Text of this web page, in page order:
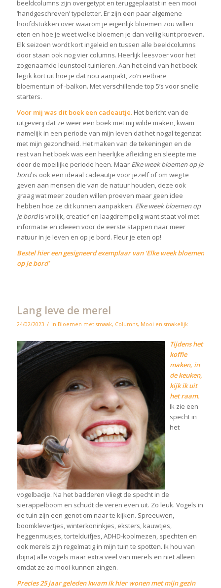
beeldcolumns zijn overgetypt en teruggeplaatst in een mooi
‘handgeschreven’ typeletter. Er zijn een paar algemene
hoofdstukken over waarom je eigenlijk bloemen zou willen
eten en hoe je weet welke bloemen je dan veilig kunt proeven.
Elk seizoen wordt kort ingeleid en tussen alle beeldcolumns
door staan ook nog vier columns. Heerlijk leesvoer voor het
zogenaamde leunstoel-tuinieren. Aan het eind van het boek
leg ik kort uit hoe je dat nou aanpakt, zo’n eetbare
bloementuin of -balkon. Met verschillende top 5’s voor snelle
starters.
Voor mij was dit boek een cadeautje.Het bericht van de
uitgeverij dat ze weer een boek met mij wilde maken, kwam
namelijk in een periode van mijn leven dat het nogal tegenzat
met mijn gezondheid. Het maken van de tekeningen en de
rest van het boek was een heerlijke afleiding en sleepte me
door de moeilijke periode heen. Maar Elke week bloemen op je
bordis ook een ideaal cadeautje voor jezelf of om weg te
geven aan mensen die van de natuur houden, deze ook
graag wat meer zouden willen proeven maar geen idee
hebben hoe ze dit kunnen aanpakken. Elke week bloemen op
je bordis vrolijk, creatief en laagdrempelig want staat vol met
informatie en ideeën voor de eerste stappen naar meer
natuur in je leven en op je bord. Fleur je eten op!
Bestel hier een gesigneerd exemplaar van ‘Elke week bloemen
op je bord’
Lang leve de merel
24/02/2023 / in Bloemen met smaak, Columns, Mooi en smakelijk
Tijdens het
koffie
maken, in
de keuken,
kijk ik uit
het raam.
Ik zie een
specht in
het
vogelbadje. Na het badderen vliegt de specht in de
sierappelboom en schudt de veren even uit. Zo leuk. Vogels in
de tuin zijn een genot om naar te kijken. Spreeuwen,
boomklevertjes, winterkoninkjes, eksters, kauwtjes,
heggenmusjes, tortelduifjes, ADHD-koolmezen, spechten en
ook merels zijn regelmatig in mijn tuin te spotten. Ik hou van
(bijna) alle vogels maar extra veel van merels en niet alleen
omdat ze zo mooi kunnen zingen.
Precies 25 jaar geleden kwam ik hier wonen met mijn gezin